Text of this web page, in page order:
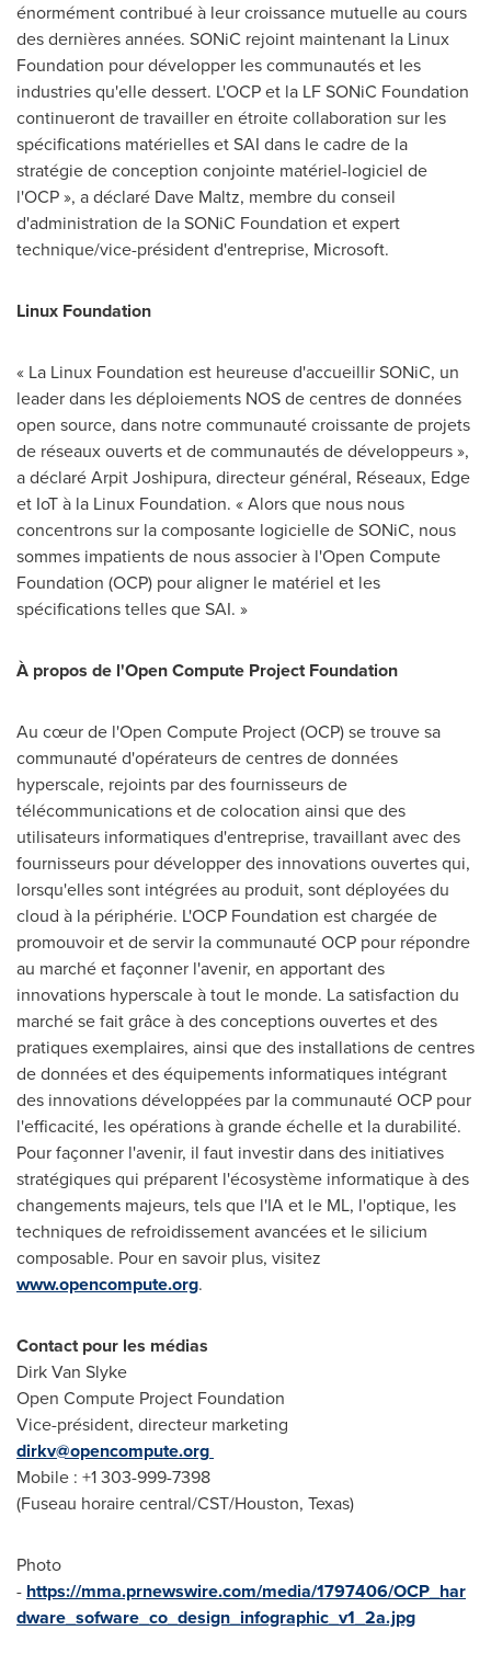
énormément contribué à leur croissance mutuelle au cours
des dernières années. SONiC rejoint maintenant la Linux
Foundation pour développer les communautés et les
industries qu'elle dessert. L'OCP et la LF SONiC Foundation
continueront de travailler en étroite collaboration sur les
spécifications matérielles et SAI dans le cadre de la
stratégie de conception conjointe matériel-logiciel de
l'OCP », a déclaré Dave Maltz, membre du conseil
d'administration de la SONiC Foundation et expert
technique/vice-président d'entreprise, Microsoft.
Linux Foundation
« La Linux Foundation est heureuse d'accueillir SONiC, un
leader dans les déploiements NOS de centres de données
open source, dans notre communauté croissante de projets
de réseaux ouverts et de communautés de développeurs »,
a déclaréArpit Joshipura, directeur général, Réseaux, Edge
et IoT à la Linux Foundation. « Alors que nous nous
concentrons sur la composante logicielle de SONiC, nous
sommes impatients de nous associer à l'Open Compute
Foundation (OCP) pour aligner le matériel et les
spécifications telles que SAI. »
À propos de l'Open Compute Project Foundation
Au cœur de l'Open Compute Project (OCP) se trouve sa
communauté d'opérateurs de centres de données
hyperscale, rejoints par des fournisseurs de
télécommunications et de colocation ainsi que des
utilisateurs informatiques d'entreprise, travaillant avec des
fournisseurs pour développer des innovations ouvertes qui,
lorsqu'elles sont intégrées au produit, sont déployées du
cloud à la périphérie. L'OCP Foundation est chargée de
promouvoir et de servir la communauté OCP pour répondre
au marché et façonner l'avenir, en apportant des
innovations hyperscale à tout le monde. La satisfaction du
marché se fait grâce à des conceptions ouvertes et des
pratiques exemplaires, ainsi que des installations de centres
de données et des équipements informatiques intégrant
des innovations développées par la communauté OCP pour
l'efficacité, les opérations à grande échelle et la durabilité.
Pour façonner l'avenir, il faut investir dans des initiatives
stratégiques qui préparent l'écosystème informatique à des
changements majeurs, tels que l'IA et le ML, l'optique, les
techniques de refroidissement avancées et le silicium
composable. Pour en savoir plus, visitez
www.opencompute.org.
Contact pour les médias
Dirk Van Slyke
Open Compute Project Foundation
Vice-président, directeur marketing
dirkv@opencompute.org
Mobile : +1 303-999-7398
(Fuseau horaire central/CST/Houston, Texas)
Photo
- https://mma.prnewswire.com/media/1797406/OCP_har
dware_sofware_co_design_infographic_v1_2a.jpg